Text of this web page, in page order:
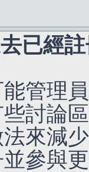
已經
管理
討論
來減
參與